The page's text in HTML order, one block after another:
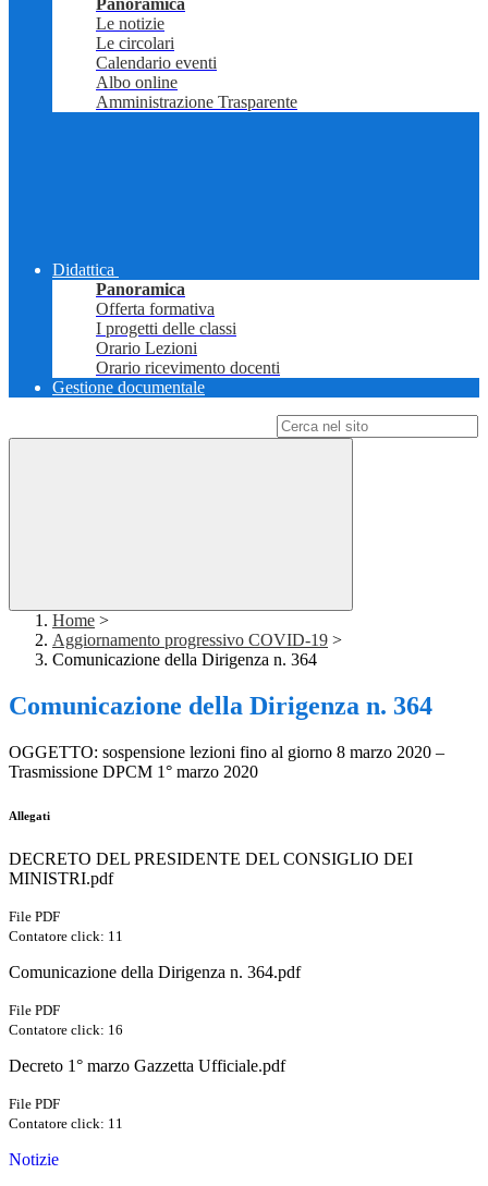
Panoramica
Le notizie
Le circolari
Calendario eventi
Albo online
Amministrazione Trasparente
Didattica
Panoramica
Offerta formativa
I progetti delle classi
Orario Lezioni
Orario ricevimento docenti
Gestione documentale
Home >
Aggiornamento progressivo COVID-19 >
Comunicazione della Dirigenza n. 364
Comunicazione della Dirigenza n. 364
OGGETTO: sospensione lezioni fino al giorno 8 marzo 2020 –
Trasmissione DPCM 1° marzo 2020
Allegati
DECRETO DEL PRESIDENTE DEL CONSIGLIO DEI
MINISTRI.pdf
File PDF
Contatore click: 11
Comunicazione della Dirigenza n. 364.pdf
File PDF
Contatore click: 16
Decreto 1° marzo Gazzetta Ufficiale.pdf
File PDF
Contatore click: 11
Notizie